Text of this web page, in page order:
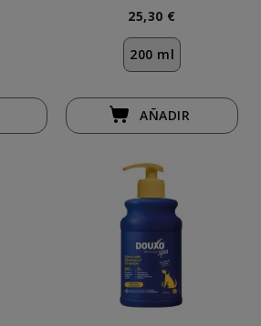
25,30 €
200 ml
AÑADIR